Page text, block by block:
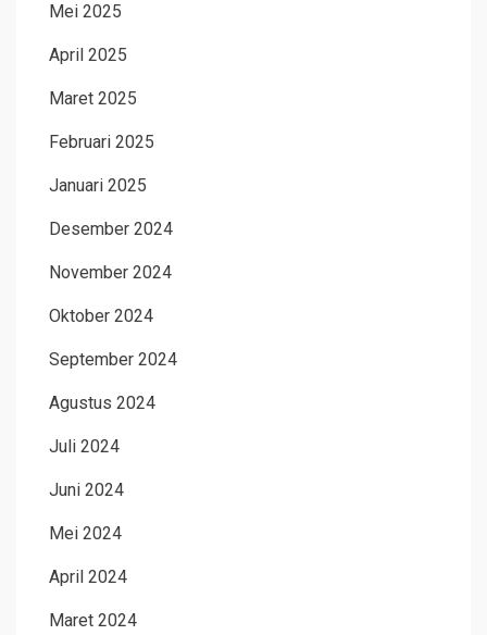
Mei 2025
April 2025
Maret 2025
Februari 2025
Januari 2025
Desember 2024
November 2024
Oktober 2024
September 2024
Agustus 2024
Juli 2024
Juni 2024
Mei 2024
April 2024
Maret 2024